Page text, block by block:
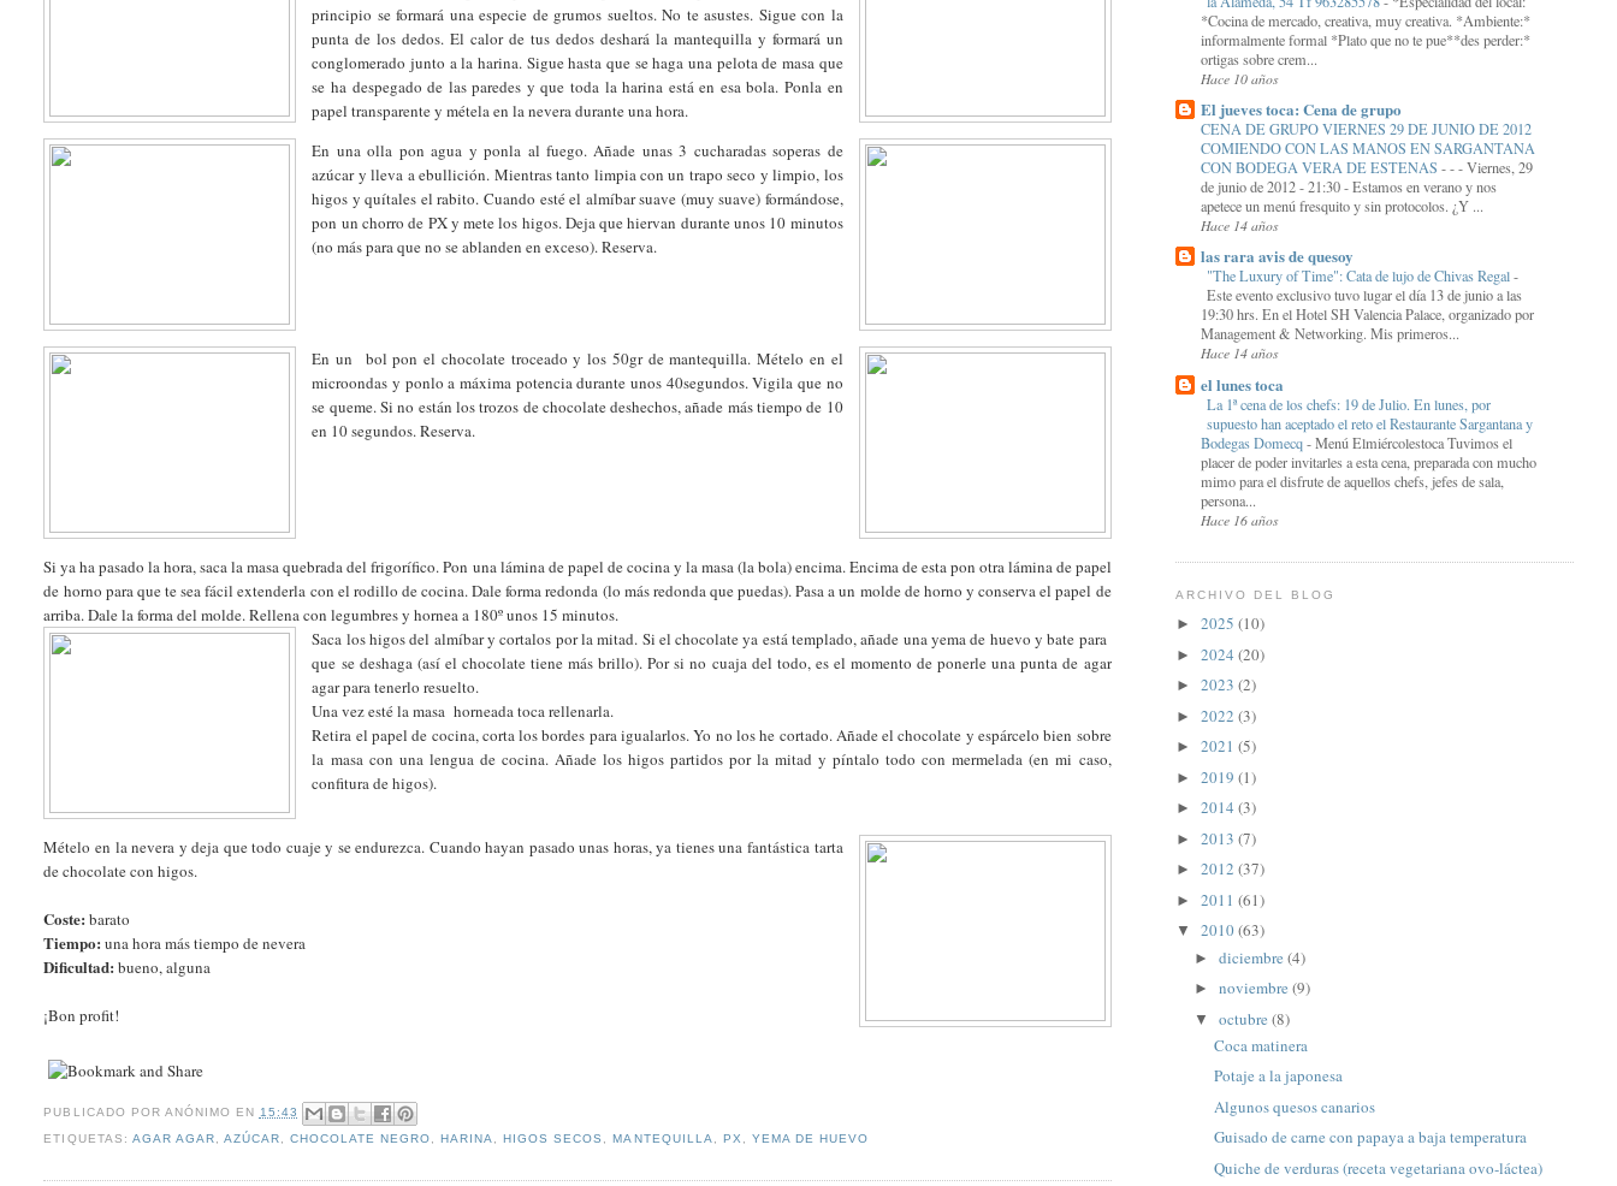
principio se formará una especie de grumos sueltos. No te asustes. Sigue con la
punta de los dedos. El calor de tus dedos deshará la mantequilla y formará un
conglomerado junto a la harina. Sigue hasta que se haga una pelota de masa que
se ha despegado de las paredes y que toda la harina está en esa bola. Ponla en
papel transparente y métela en la nevera durante una hora.
En una olla pon agua y ponla al fuego. Añade unas 3 cucharadas soperas de
azúcar y lleva a ebullición. Mientras tanto limpia con un trapo seco y limpio, los
higos y quítales el rabito. Cuando esté el almíbar suave (muy suave) formándose,
pon un chorro de PX y mete los higos. Deja que hiervan durante unos 10 minutos
(no más para que no se ablanden en exceso). Reserva.
En un bol pon el chocolate troceado y los 50gr de mantequilla. Mételo en el
microondas y ponlo a máxima potencia durante unos 40segundos. Vigila que no
se queme. Si no están los trozos de chocolate deshechos, añade más tiempo de 10
en 10 segundos. Reserva.
Si ya ha pasado la hora, saca la masa quebrada del frigorífico. Pon una lámina de papel de cocina y la masa (la bola) encima. Encima de esta pon otra lámina de papel
de horno para que te sea fácil extenderla con el rodillo de cocina. Dale forma redonda (lo más redonda que puedas). Pasa a un molde de horno y conserva el papel de
arriba. Dale la forma del molde. Rellena con legumbres y hornea a 180º unos 15 minutos.
Saca los higos del almíbar y cortalos por la mitad. Si el chocolate ya está templado, añade una yema de huevo y bate para
que se deshaga (así el chocolate tiene más brillo). Por si no cuaja del todo, es el momento de ponerle una punta de agar
agar para tenerlo resuelto.
Una vez esté la masa horneada toca rellenarla.
Retira el papel de cocina, corta los bordes para igualarlos. Yo no los he cortado. Añade el chocolate y espárcelo bien sobre
la masa con una lengua de cocina. Añade los higos partidos por la mitad y píntalo todo con mermelada (en mi caso,
confitura de higos).
Mételo en la nevera y deja que todo cuaje y se endurezca. Cuando hayan pasado unas horas, ya tienes una fantástica tarta
de chocolate con higos.
Coste: barato
Tiempo: una hora más tiempo de nevera
Dificultad: bueno, alguna
¡Bon profit!
PUBLICADO POR ANÓNIMO EN 15:43
ETIQUETAS: AGAR AGAR AZÚCAR CHOCOLATE NEGRO ,HARINA ,HIGOS SECOS ,MANTEQUILLA PX YEMA DE HUEVO
*Cocina de mercado, creativa, muy creativa. *Ambiente:*
informalmente formal *Plato que no te pue**des perder:*
ortigas sobre crem...
Hace 10 años
El jueves toca: Cena de grupo
CENA DE GRUPO VIERNES 29 DE JUNIO DE 2012
COMIENDO CON LAS MANOS EN SARGANTANA
CON BODEGA VERA DE ESTENAS -- - Viernes, 29
de junio de 2012 - 21:30 - Estamos en verano y nos
apetece un menú fresquito y sin protocolos. ¿Y ...
Hace 14 años
las rara avis de quesoy
"The Luxury of Time": Cata de lujo de Chivas Regal-
Este evento exclusivo tuvo lugar el día 13 de junio a las
19:30 hrs. En el Hotel SH Valencia Palace, organizado por
Management & Networking. Mis primeros...
Hace 14 años
el lunes toca
La 1ª cena de los chefs: 19 de Julio. En lunes, por
supuesto han aceptado el reto el Restaurante Sargantana y
Bodegas Domecq-Menú Elmiércolestoca Tuvimos el
placer de poder invitarles a esta cena, preparada con mucho
mimo para el disfrute de aquellos chefs, jefes de sala,
persona...
Hace 16 años
ARCHIVO DEL BLOG
► 2025 (10)
► 2024 (20)
► 2023 (2)
► 2022 (3)
► 2021 (5)
► 2019 (1)
► 2014 (3)
► 2013 (7)
► 2012 (37)
► 2011 (61)
▼ 2010(63)
►diciembre(4)
►noviembre(9)
▼octubre(8)
Coca matinera
Potaje a la japonesa
Algunos quesos canarios
Guisado de carne con papaya a baja temperatura
Quiche de verduras (receta vegetariana ovo-láctea)